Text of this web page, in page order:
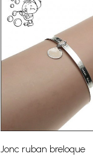
Jonc ruban breloque